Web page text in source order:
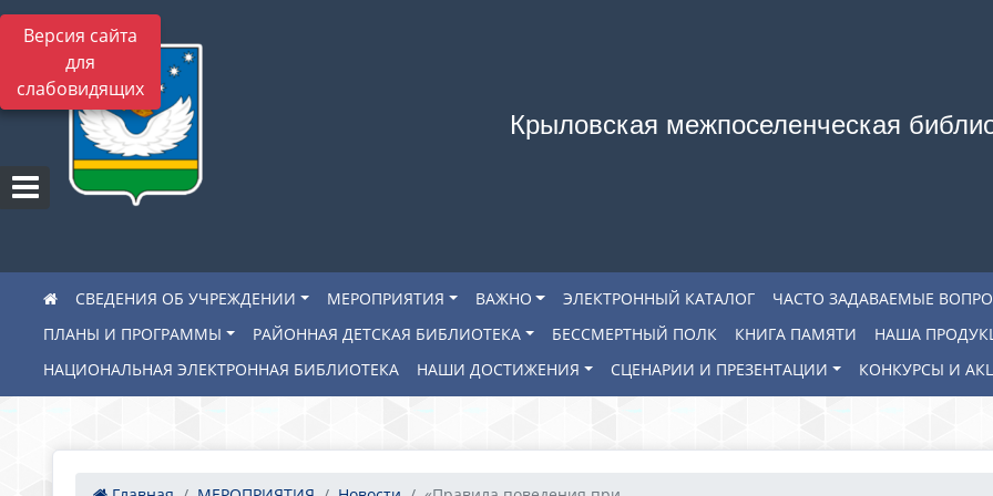
Версия сайта
для
слабовидящих
Крыловская межпоселенческая
СВЕДЕНИЯ ОБ УЧРЕЖДЕНИИ МЕРОПРИЯТИЯ ВАЖНО ЭЛЕКТРОННЫЙ КАТАЛОГ
ЧАСТО ЗАДАВАЕМЫЕ
ПЛАНЫ И ПРОГРАММЫ
РАЙОННАЯ ДЕТСКАЯ БИБЛИОТЕКА БЕССМЕРТНЫЙ ПОЛК КНИГА ПАМЯТИ
НАША
НАЦИОНАЛЬНАЯ ЭЛЕКТРОННАЯ БИБЛИОТЕКА
НАШИ ДОСТИЖЕНИЯ СЦЕНАРИИ И ПРЕЗЕНТАЦИИ КОНКУРСЫ И